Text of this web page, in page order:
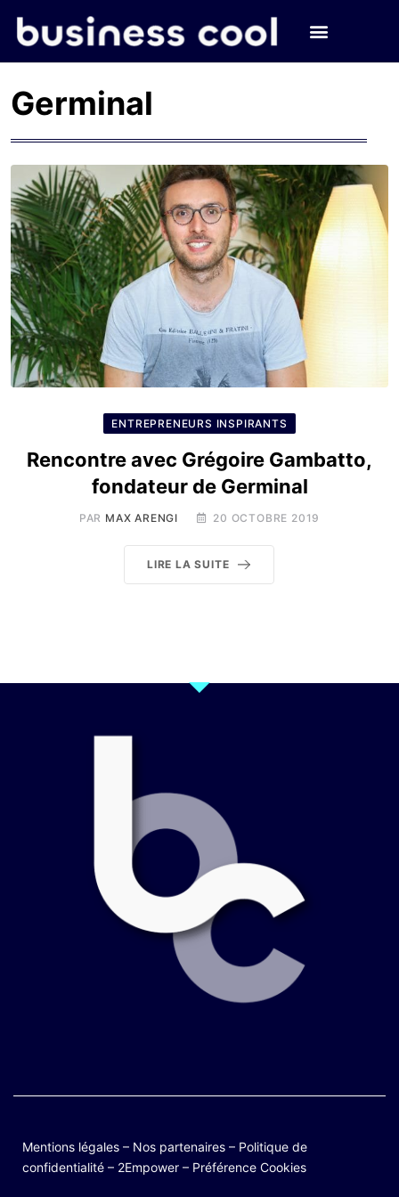
Germinal
ENTREPRENEURS INSPIRANTS
Rencontre avec Grégoire Gambatto,
fondateur de Germinal
PAR MAX ARENGI 20 OCTOBRE 2019
LIRE LA SUITE
Mentions légales – Nos partenaires – Politique de
confidentialité – 2Empower – Préférence Cookies